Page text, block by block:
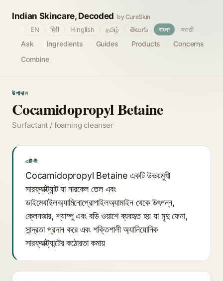
Indian Skincare, Decoded by CureSkin
Ask Ingredients Guides Products
Concerns
Combine
EN हिंदी Hinglish தமிழ் తెలుగు বাংলা मराठी
উপাদান
Cocamidopropyl Betaine
Surfactant / foaming cleanser
এটি কী
Cocamidopropyl Betaine একটি উভয়মুখী
সারফ্যাক্ট্যান্ট যা নারকেল তেল এবং
ডাইমেথাইলঅ্যামিনোপ্রোপাইলঅ্যামাইন থেকে উৎপন্ন,
ক্লেনজার, শ্যাম্পু এবং বডি ওয়াশে ব্যবহৃত হয় যা মৃদু ফেনা,
সান্দ্রতা প্রদান করে এবং শক্তিশালী অ্যানিয়োনিক
সারফ্যাক্ট্যান্টের কঠোরতা কমায়